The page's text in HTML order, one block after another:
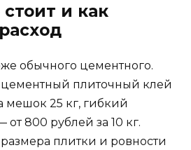
и как
обычного цементного.
плиточный клей
мешок 25 кг, гибкий
800 рублей за 10 кг.
размера плитки и ровности